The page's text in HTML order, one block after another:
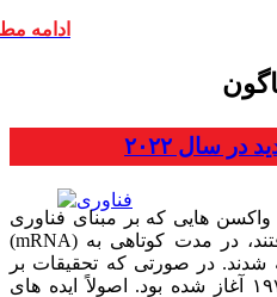
ادامه
سال ۲۰۲۲
واکسن هایی که بر مبنای فناوری
(mRNA) تولید و مورد استفاده قرار گرفتند، در مدت کوتاهی به
در صورتی که تحقیقات بر
روی این نوع واکسن از دهه ۱۹۷۰ آغاز شده بود. اصولاً ایده های